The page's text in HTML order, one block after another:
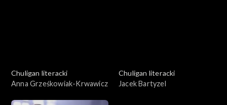
Chuligan literacki
Anna Grześkowiak-Krwawicz
Chuligan literacki
Jacek Bartyzel